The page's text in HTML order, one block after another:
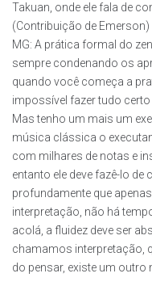
Takuan, onde ele fala de
(Contribuição de Emerson)
MG: A prática formal do
sempre condenando os
quando você começa a
impossível fazer tudo certo
Mas tenho um mais um
música clássica o
com milhares de notas e
entanto ele deve fazê-lo
profundamente que
interpretação, não há
acolá, a fluidez deve ser
chamamos interpretação,
do pensar, existe um